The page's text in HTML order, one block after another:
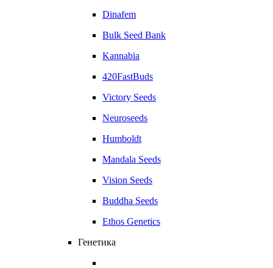
Dinafem
Bulk Seed Bank
Kannabia
420FastBuds
Victory Seeds
Neuroseeds
Humboldt
Mandala Seeds
Vision Seeds
Buddha Seeds
Ethos Genetics
Генетика